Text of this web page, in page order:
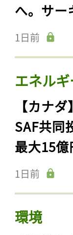
へ。サー
1日前
エネル
【カナ
SAF共同
最大15億
1日前
環境